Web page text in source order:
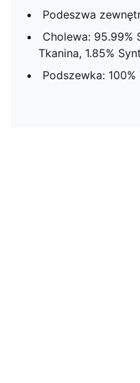
Podeszwa
Cholewa: 95.99%
Tkanina, 1.85%
Podszewka: 100%